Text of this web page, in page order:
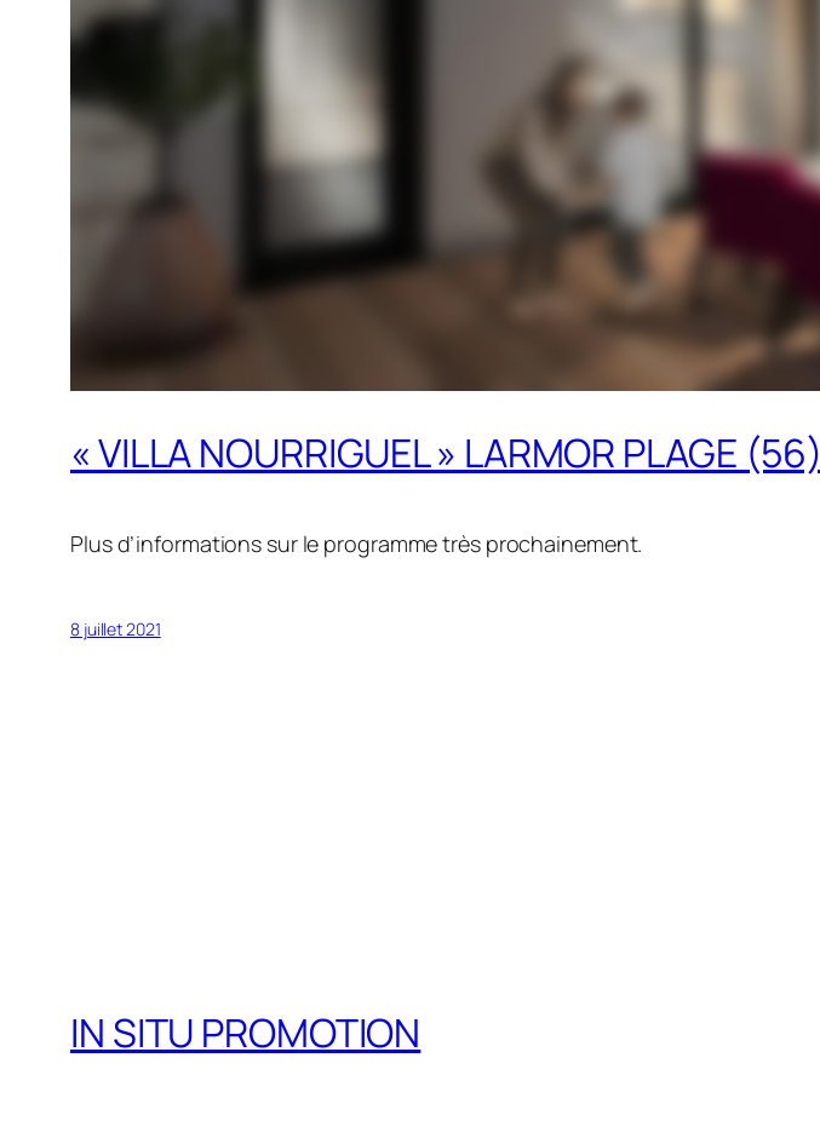
« VILLA NOURRIGUEL » LARMOR PLAGE (56)
Plus d’informations sur le programme très prochainement.
8 juillet 2021
IN SITU PROMOTION